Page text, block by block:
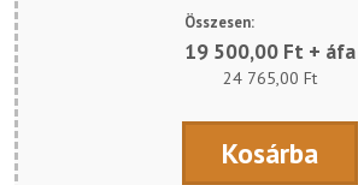
Összesen:
19 500,00 Ft + áfa
24 765,00 Ft
Kosárba